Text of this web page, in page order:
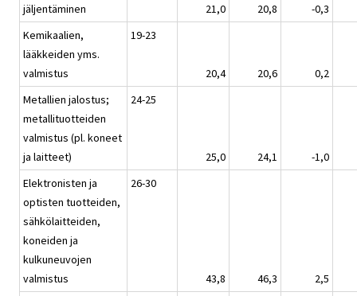
jäljentäminen
21,0 20,8
-0,3
Kemikaalien,
lääkkeiden yms.
valmistus
19-23
20,4 20,6
0,2
Metallien jalostus;
metallituotteiden
valmistus (pl. koneet
ja laitteet)
24-25
25,0 24,1
-1,0
Elektronisten ja
optisten tuotteiden,
sähkölaitteiden,
koneiden ja
kulkuneuvojen
valmistus
26-30
43,8 46,3
2,5